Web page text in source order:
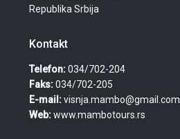
Republika Srbija
Kontakt
Telefon:034/702-204
Faks:034/702-205
E-mail:visnja.mambo@gmail.com
Web:www.mambotours.rs